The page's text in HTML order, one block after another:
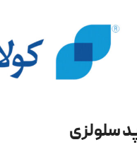
سلولزی